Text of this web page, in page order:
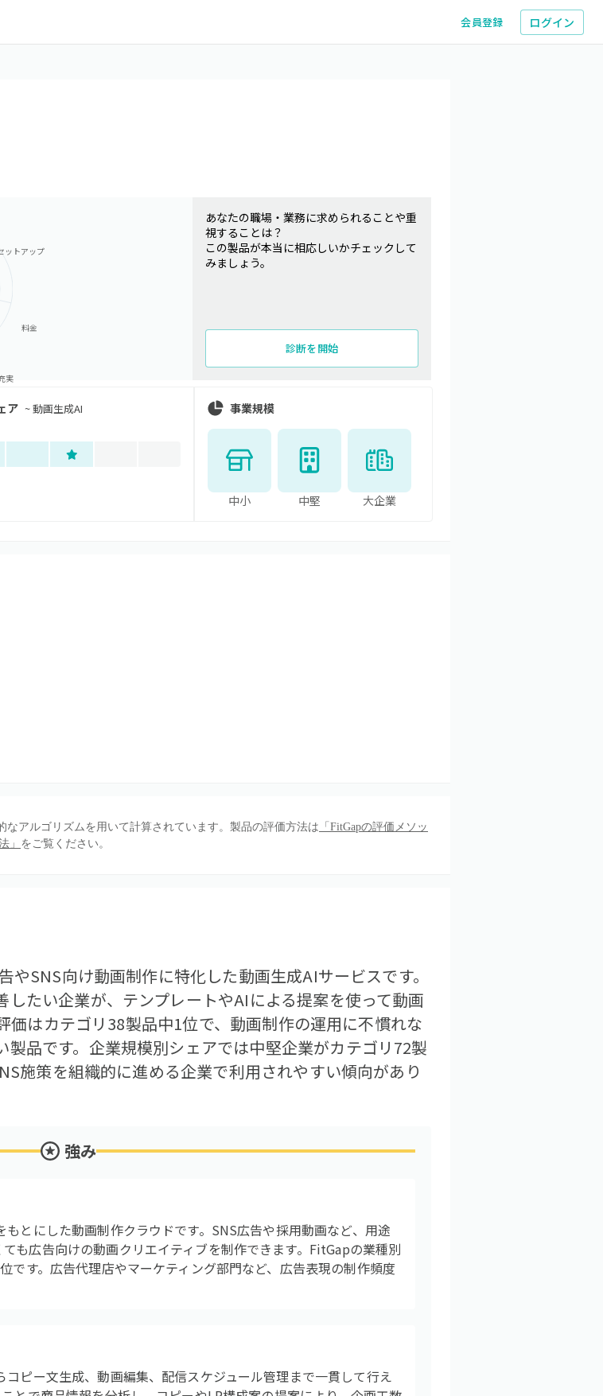
会員登録 ログイン
ットアップ
料金
実
あなたの職場・業務に求められることや重
視することは？
この製品が本当に相応しいかチェックして
みましょう。
診断を開始
ア ~動画生成AI 事業規模
中小 中堅 大企業
アルゴリズムを用いて計算されています。製品の評価方法は 「FitGapの評価メソッ
」 をご覧ください。
SNS向け動画制作に特化した動画生成AIサービスです。
たい企業が、テンプレートやAIによる提案を使って動画
はカテゴリ38製品中1位で、動画制作の運用に不慣れな
品です。企業規模別シェアでは中堅企業がカテゴリ72製
施策を組織的に進める企業で利用されやすい傾向があり
強み
とにした動画制作クラウドです。SNS広告や採用動画など、用途
も広告向けの動画クリエイティブを制作できます。FitGapの業種別
です。広告代理店やマーケティング部門など、広告表現の制作頻度
ピー文生成、動画編集、配信スケジュール管理まで一貫して行え